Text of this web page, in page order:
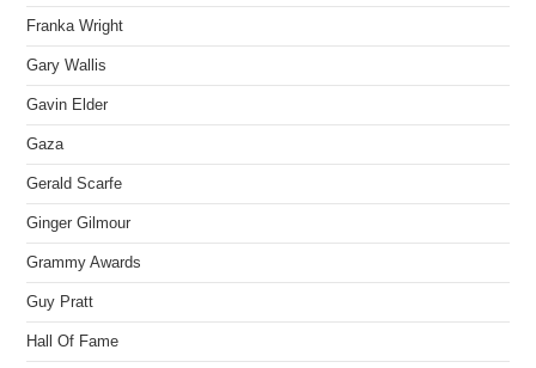
Franka Wright
Gary Wallis
Gavin Elder
Gaza
Gerald Scarfe
Ginger Gilmour
Grammy Awards
Guy Pratt
Hall Of Fame